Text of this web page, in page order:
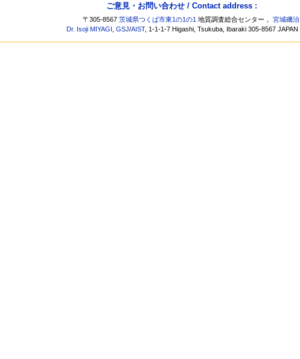
ご意見・お問い合わせ / Contact address :
〒305-8567茨城県つくば市東1の1の1 地質調査総合センター，宮城磯治
Dr. Isoji MIYAGI ,GSJ/AIST, 1-1-1-7 Higashi, Tsukuba, Ibaraki 305-8567 JAPAN